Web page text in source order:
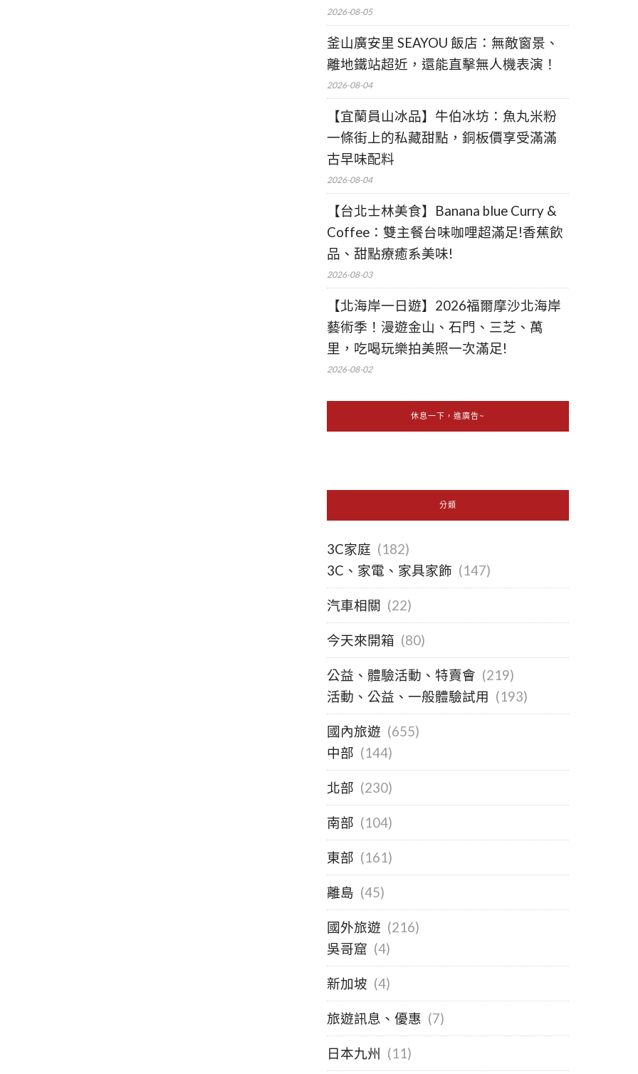
2026-08-05
釜山廣安里 SEAYOU 飯店：無敵窗景、
離地鐵站超近，還能直擊無人機表演！
2026-08-04
【宜蘭員山冰品】牛伯冰坊：魚丸米粉
一條街上的私藏甜點，銅板價享受滿滿
古早味配料
2026-08-04
【台北士林美食】Banana blue Curry &
Coffee：雙主餐台味咖哩超滿足!香蕉飲
品、甜點療癒系美味!
2026-08-03
【北海岸一日遊】2026福爾摩沙北海岸
藝術季！漫遊金山、石門、三芝、萬
里，吃喝玩樂拍美照一次滿足!
2026-08-02
休息一下，進廣告~
分類
3C家庭 (182)
3C、家電、家具家飾 (147)
汽車相關 (22)
今天來開箱 (80)
公益、體驗活動、特賣會 (219)
活動、公益、一般體驗試用 (193)
國內旅遊 (655)
中部 (144)
北部 (230)
南部 (104)
東部 (161)
離島 (45)
國外旅遊 (216)
吳哥窟 (4)
新加坡 (4)
旅遊訊息、優惠 (7)
日本九州 (11)